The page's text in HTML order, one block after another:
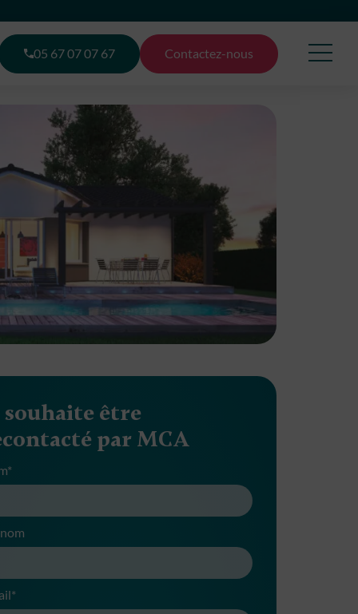
05 67 07 07 67 Contactez-nous
souhaite être
par MCA